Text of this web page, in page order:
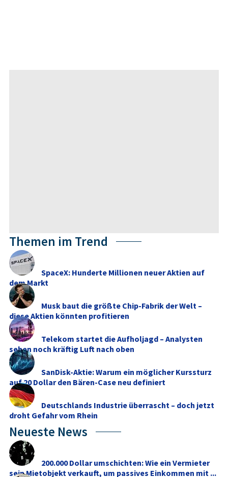
Themen im Trend
SpaceX: Hunderte Millionen neuer Aktien auf
dem Markt
Musk baut die größte Chip-Fabrik der Welt –
diese Aktien könnten profitieren
Telekom startet die Aufholjagd – Analysten
sehen noch kräftig Luft nach oben
SanDisk-Aktie: Warum ein möglicher Kurssturz
auf 20 Dollar den Bären-Case neu definiert
Deutschlands Industrie überrascht – doch jetzt
droht Gefahr vom Rhein
Neueste News
200.000 Dollar umschichten: Wie ein Vermieter
sein Mietobjekt verkauft, um passives Einkommen mit ...